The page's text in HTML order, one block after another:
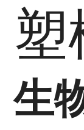
塑
生